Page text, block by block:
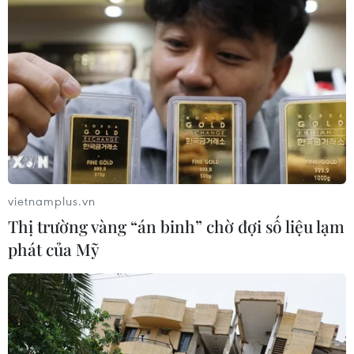
Theo dõi VietnamPlus
TIN LIÊN QUAN
vietnamplus.vn
Thị trường vàng “án binh” chờ đợi số liệu lạm
phát của Mỹ